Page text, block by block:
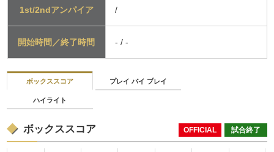
1st/2ndアンパイア /
開始時間／終了時間 - / -
ボックススコア プレイ バイ プレイ
ハイライト
ボックススコア OFFICIAL 試合終了